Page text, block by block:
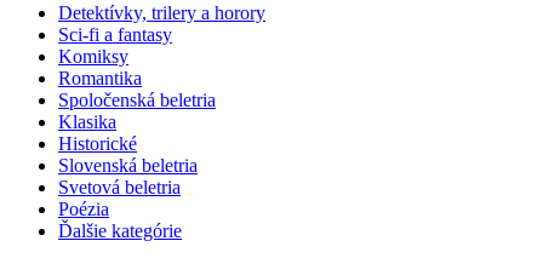
Detektívky, trilery a horory
Sci-fi a fantasy
Komiksy
Romantika
Spoločenská beletria
Klasika
Historické
Slovenská beletria
Svetová beletria
Poézia
Ďalšie kategórie